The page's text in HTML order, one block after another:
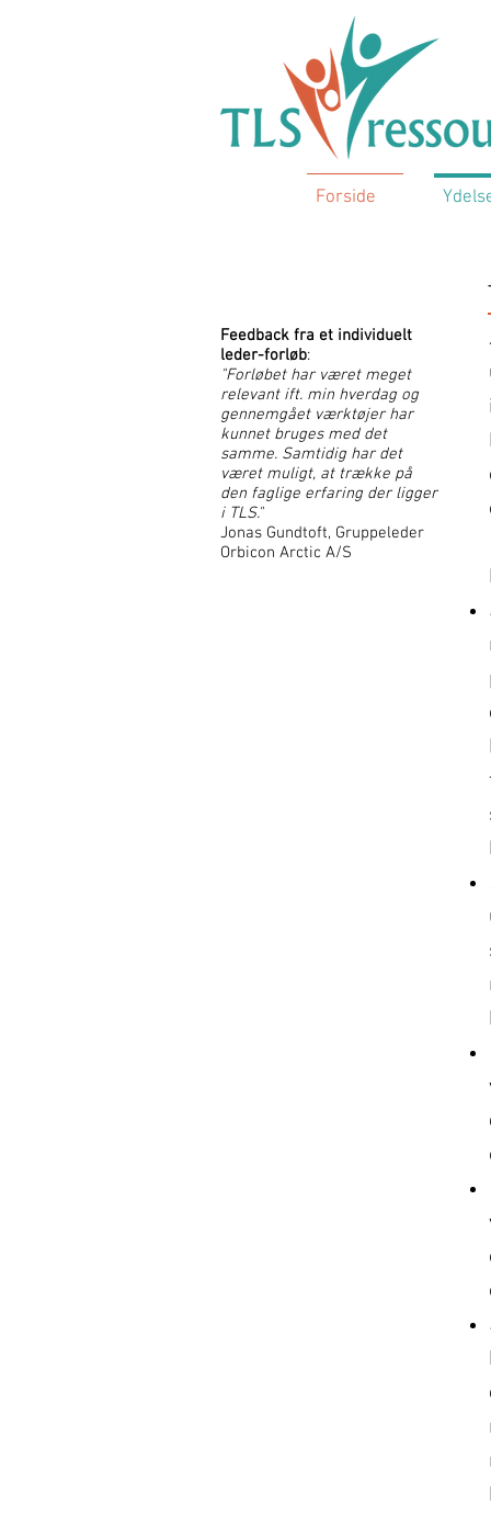
Forside
Feedback fra et individuelt
leder-forløb:
"Forløbet har været meget
relevant ift. min hverdag og
gennemgået værktøjer har
kunnet bruges med det
samme. Samtidig har det
været muligt, at trække på
den faglige erfaring der ligger
i TLS."
Jonas Gundtoft, Gruppeleder
Orbicon Arctic A/S